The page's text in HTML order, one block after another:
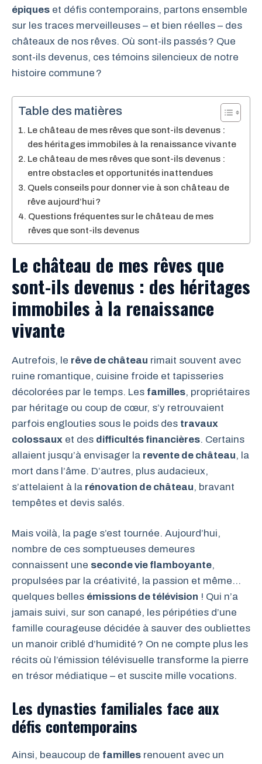
épiques et défis contemporains, partons ensemble
sur les traces merveilleuses – et bien réelles – des
châteaux de nos rêves. Où sont-ils passés ? Que
sont-ils devenus, ces témoins silencieux de notre
histoire commune ?
Table des matières
Le château de mes rêves que sont-ils devenus :
des héritages immobiles à la renaissance vivante
Le château de mes rêves que sont-ils devenus :
entre obstacles et opportunités inattendues
Quels conseils pour donner vie à son château de
rêve aujourd’hui ?
Questions fréquentes sur le château de mes
rêves que sont-ils devenus
Le château de mes rêves que
sont-ils devenus : des héritages
immobiles à la renaissance
vivante
Autrefois, le rêve de château rimait souvent avec
ruine romantique, cuisine froide et tapisseries
décolorées par le temps. Les familles, propriétaires
par héritage ou coup de cœur, s’y retrouvaient
parfois englouties sous le poids des travaux
colossaux et des difficultés financières. Certains
allaient jusqu’à envisager la revente de château, la
mort dans l’âme. D’autres, plus audacieux,
s’attelaient à la rénovation de château, bravant
tempêtes et devis salés.
Mais voilà, la page s’est tournée. Aujourd’hui,
nombre de ces somptueuses demeures
connaissent une seconde vie flamboyante,
propulsées par la créativité, la passion et même…
quelques belles émissions de télévision ! Qui n’a
jamais suivi, sur son canapé, les péripéties d’une
famille courageuse décidée à sauver des oubliettes
un manoir criblé d’humidité ? On ne compte plus les
récits où l’émission télévisuelle transforme la pierre
en trésor médiatique – et suscite mille vocations.
Les dynasties familiales face aux
défis contemporains
Ainsi, beaucoup de familles renouent avec un